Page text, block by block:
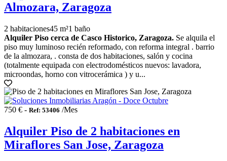
Almozara, Zaragoza
2 habitaciones45 m²1 baño
Alquiler Piso cerca de Casco Historico, Zaragoza. Se alquila el
piso muy luminoso recién reformado, con reforma integral . barrio
de la almozara, . consta de dos habitaciones, salón y cocina
(totalmente equipada con electrodomésticos nuevos: lavadora,
microondas, horno con vitrocerámica ) y u...
750 € - Ref: 53406 /Mes
Alquiler Piso de 2 habitaciones en
Miraflores San Jose, Zaragoza